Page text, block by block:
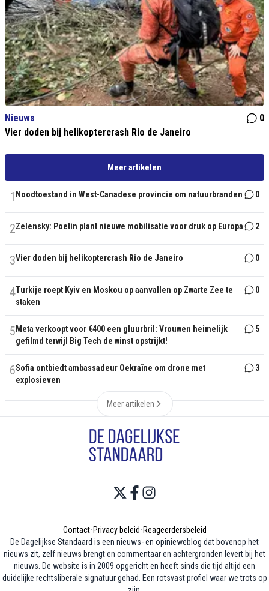
Nieuws
0
Vier doden bij helikoptercrash Rio de Janeiro
Meer artikelen
1 Noodtoestand in West-Canadese provincie om natuurbranden 0
2Zelensky: Poetin plant nieuwe mobilisatie voor druk op Europa 2
3Vier doden bij helikoptercrash Rio de Janeiro 0
4Turkije roept Kyiv en Moskou op aanvallen op Zwarte Zee te
staken
0
5 Meta verkoopt voor €400 een gluurbril: Vrouwen heimelijk
gefilmd terwijl Big Tech de winst opstrijkt!
5
6Sofia ontbiedt ambassadeur Oekraïne om drone met
explosieven
3
Meer artikelen
Contact•Privacy beleid•Reageerdersbeleid
De Dagelijkse Standaard is een nieuws- en opinieweblog dat bovenop het
nieuws zit, zelf nieuws brengt en commentaar en achtergronden levert bij het
nieuws. De website is in 2009 opgericht en heeft sinds die tijd altijd een
duidelijke rechtsliberale signatuur gehad. Een rotsvast profiel waar we trots op